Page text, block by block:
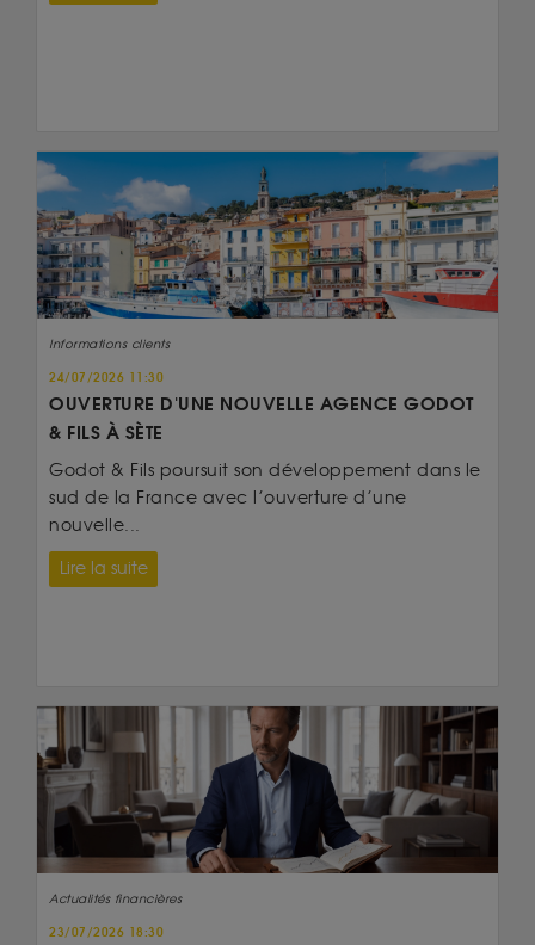
Informations clients
24/07/2026 11:30
OUVERTURE D'UNE NOUVELLE AGENCE GODOT
& FILS À SÈTE
Godot & Fils poursuit son développement dans le
sud de la France avec l’ouverture d’une
nouvelle...
Lire la suite
Actualités financières
23/07/2026 18:30